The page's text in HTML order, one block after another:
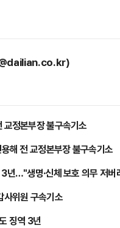
정본부장 불구속기소
해 전 교정본부장 불구속기소
년…"생명·신체 보호 의무 저버
사위원 구속기소
징역 3년